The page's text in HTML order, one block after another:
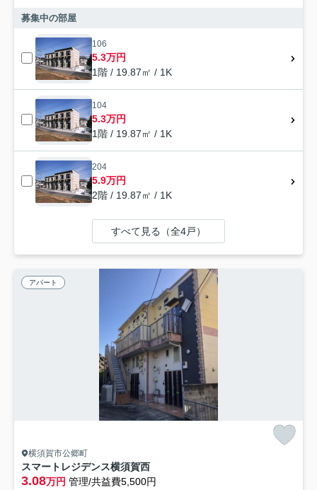
募集中の部屋
106
5.3万円
1階 / 19.87㎡ / 1K
104
5.3万円
1階 / 19.87㎡ / 1K
204
5.9万円
2階 / 19.87㎡ / 1K
すべて見る（全4戸）
アパート
横須賀市公郷町
スマートレジデンス横須賀西
3.08万円 管理/共益費5,500円